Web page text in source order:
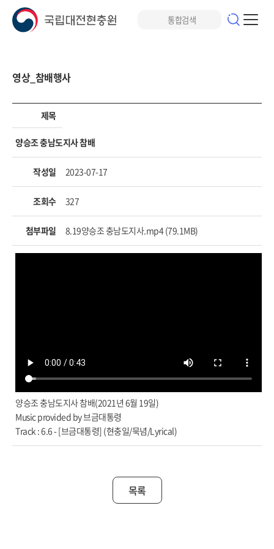
영상_참배행사
제목
양승조 충남도지사 참배
작성일 2023-07-17
조회수 327
첨부파일 8.19양승조 충남도지사.mp4 (79.1MB)
양승조 충남도지사 참배(2021년 6월 19일)
Music provided by 브금대통령
Track : 6.6 - [브금대통령] (현충일/묵념/Lyrical)
목록